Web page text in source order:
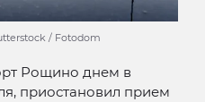
/ Fotodom
Рощино днем в
приостановил прием